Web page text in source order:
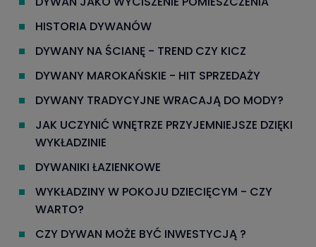
HISTORIA DYWANÓW
DYWANY NA ŚCIANĘ - TREND CZY KICZ
DYWANY MAROKAŃSKIE - HIT SPRZEDAŻY
DYWANY TRADYCYJNE WRACAJĄ DO MODY?
JAK UCZYNIĆ WNĘTRZE PRZYJEMNIEJSZE DZIĘKI
WYKŁADZINIE
DYWANIKI ŁAZIENKOWE
WYKŁADZINY W POKOJU DZIECIĘCYM - CZY
WARTO?
CZY DYWAN MOŻE BYĆ INWESTYCJĄ ?